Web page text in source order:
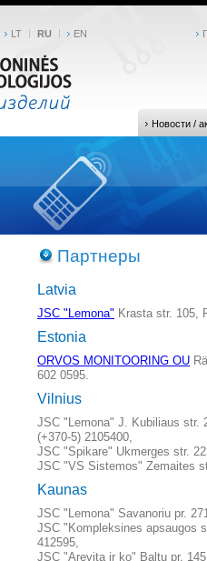
LT RU EN
Новости /
Партнеры
Latvia
JSC "Lemona" Krasta str. 105,
Estonia
ORVOS MONITOORING OU
602 0595.
Vilnius
JSC "Lemona" J. Kubiliaus str.
(+370-5) 2105400,
JSC "Spikare" Ukmerges str.
JSC "VS Sistemos" Zemaites
Kaunas
JSC "Lemona" Savanoriu pr.
JSC "Kompleksines apsaugos
412595,
JSC "Arevita ir ko" Baltu pr.